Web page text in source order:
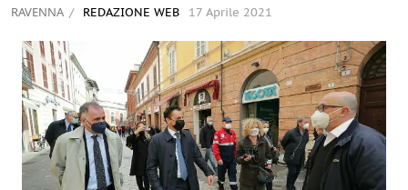
RAVENNA REDAZIONE WEB 17 Aprile 2021